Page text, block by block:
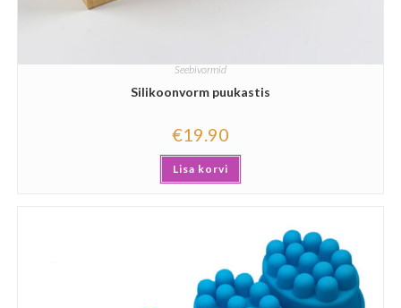
Seebivormid
Silikoonvorm puukastis
€19.90
Lisa korvi